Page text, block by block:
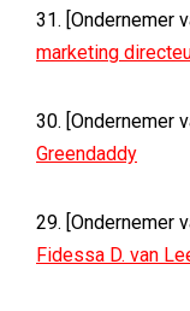
31. [Ondernemer
marketing
30. [Ondernemer
Greendaddy
29. [Ondernemer
Fidessa D. van